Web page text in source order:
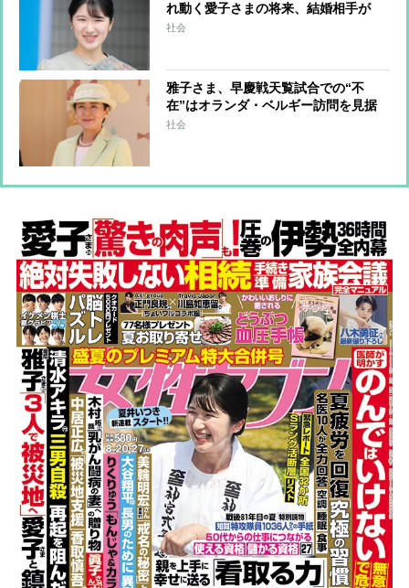
れ動く愛子さまの将来、結婚相手が
「皇族の配偶者である一般人」という
社会
雅子さま、早慶戦天覧試合での“不
在”はオランダ・ベルギー訪問を見据
えたものか 両国とも3日ずつのゆっ
社会